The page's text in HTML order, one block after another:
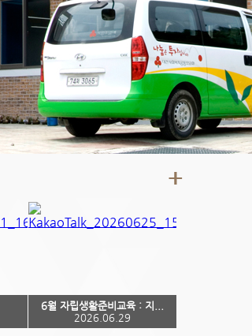
6월 자립생활준비교육 : 지...
2026.06.29